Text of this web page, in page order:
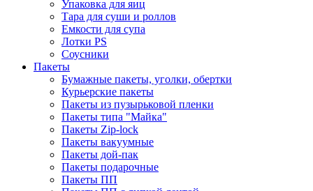
Упаковка для яиц
Тара для суши и роллов
Емкости для супа
Лотки PS
Соусники
Пакеты
Бумажные пакеты, уголки, обертки
Курьерские пакеты
Пакеты из пузырьковой пленки
Пакеты типа "Майка"
Пакеты Zip-lock
Пакеты вакуумные
Пакеты дой-пак
Пакеты подарочные
Пакеты ПП